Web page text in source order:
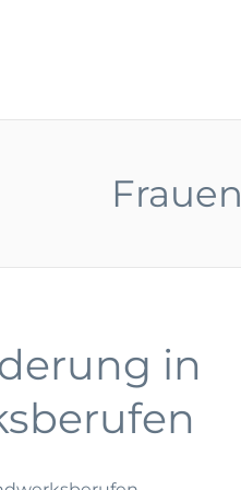
Frauen
in